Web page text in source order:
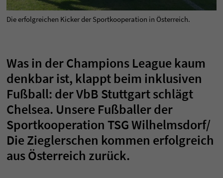
Die erfolgreichen Kicker der Sportkooperation in Österreich.
Was in der Champions League kaum
denkbar ist, klappt beim inklusiven
Fußball: der VbB Stuttgart schlägt
Chelsea. Unsere Fußballer der
Sportkooperation TSG Wilhelmsdorf/
Die Zieglerschen kommen erfolgreich
aus Österreich zurück.